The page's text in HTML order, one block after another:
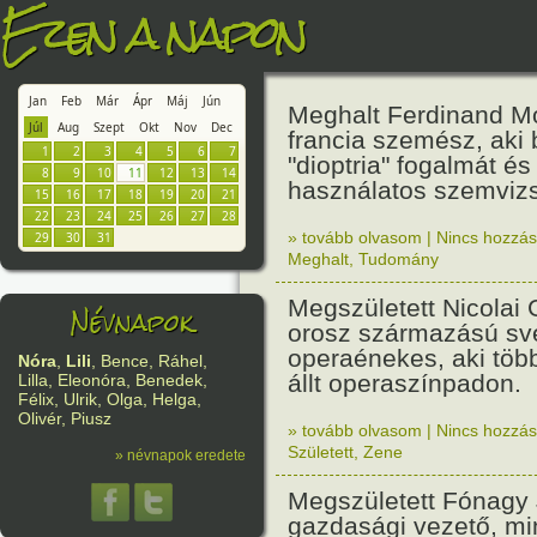
Ezen a napon
Jan Feb Már Ápr Máj
Jún
Júl
Aug Szept Okt Nov
Dec
1
2 3 4 5 6
7
8
9 10 11 12 13
14
15
16 17 18 19 20
21
22
23 24 25 26 27
28
29
30 31
Névnapok
Nóra, Lili, Bence, Ráhel,
Lilla, Eleonóra, Benedek,
Félix, Ulrik, Olga, Helga,
Olivér, Piusz
» névnapok eredete
Meghalt Ferdinand
francia szemész, aki
"dioptria" fogalmát
használatos
» tovább olvasom | Nincs
Meghalt Tudomány
Megszületett Nicolai
orosz származású
operaénekes, aki
állt operaszínpadon.
» tovább olvasom | Nincs
Született Zene
Megszületett
gazdasági vezető,